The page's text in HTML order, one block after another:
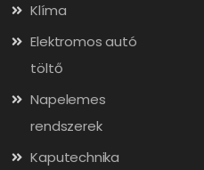
Klíma
Elektromos autó
töltő
Napelemes
rendszerek
Kaputechnika